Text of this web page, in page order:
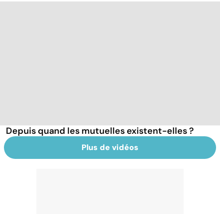
Depuis quand les mutuelles existent-elles ?
Plus de vidéos